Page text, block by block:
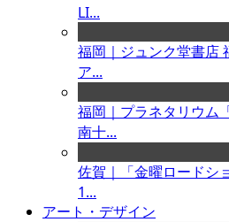
LI...
福岡｜ジュンク堂書店
ア...
福岡｜プラネタリウム
南十...
佐賀｜「金曜ロードシ
1...
アート・デザイン